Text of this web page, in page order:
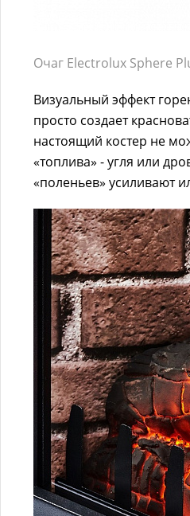
Очаг Electrolux Sphere
Визуальный эффект
просто создает
настоящий костер не
«топлива» - угля или
«поленьев» усиливают